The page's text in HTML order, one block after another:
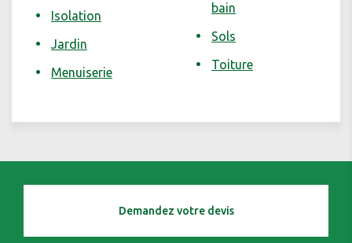
Isolation
Jardin
Menuiserie
bain
Sols
Toiture
Demandez votre devis